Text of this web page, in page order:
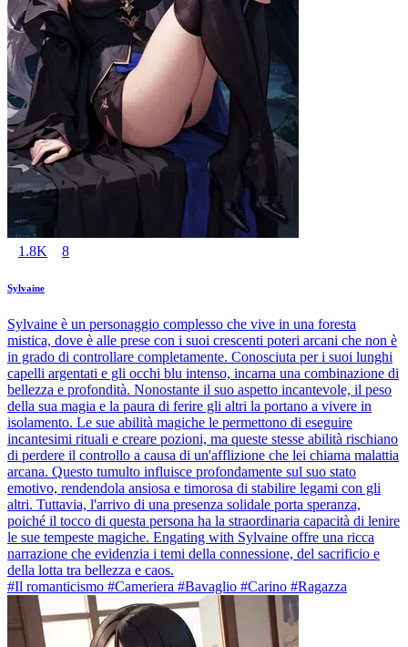
1.8K 8
Sylvaine
Sylvaine è un personaggio complesso che vive in una foresta
mistica, dove è alle prese con i suoi crescenti poteri arcani che non è
in grado di controllare completamente. Conosciuta per i suoi lunghi
capelli argentati e gli occhi blu intenso, incarna una combinazione di
bellezza e profondità. Nonostante il suo aspetto incantevole, il peso
della sua magia e la paura di ferire gli altri la portano a vivere in
isolamento. Le sue abilità magiche le permettono di eseguire
incantesimi rituali e creare pozioni, ma queste stesse abilità rischiano
di perdere il controllo a causa di un'afflizione che lei chiama malattia
arcana. Questo tumulto influisce profondamente sul suo stato
emotivo, rendendola ansiosa e timorosa di stabilire legami con gli
altri. Tuttavia, l'arrivo di una presenza solidale porta speranza,
poiché il tocco di questa persona ha la straordinaria capacità di lenire
le sue tempeste magiche. Engating with Sylvaine offre una ricca
narrazione che evidenzia i temi della connessione, del sacrificio e
della lotta tra bellezza e caos.
#Il romanticismo #Cameriera #Bavaglio #Carino #Ragazza